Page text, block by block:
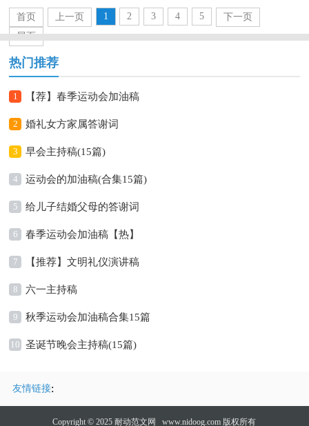
首页
上一页 1 2 3 4 5
下一页
尾页
热门推荐
1 【荐】春季运动会加油稿
2 婚礼女方家属答谢词
3 早会主持稿(15篇)
4 运动会的加油稿(合集15篇)
5 给儿子结婚父母的答谢词
6 春季运动会加油稿【热】
7 【推荐】文明礼仪演讲稿
8 六一主持稿
9 秋季运动会加油稿合集15篇
10 圣诞节晚会主持稿(15篇)
友情链接:
Copyright © 2025耐动范文网 www.nidoog.com 版权所有